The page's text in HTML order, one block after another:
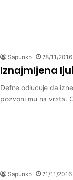
Sapunko 28/11/2016
Iznajmljena
Defne odlucuje da
pozvoni mu na vrata.
Sapunko 21/11/2016